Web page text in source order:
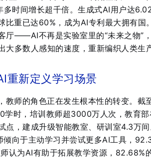
多时间增长超千倍。生成式AI用户达
比重已达60%，成为AI专利最大拥有国
厅——AI不再是实验室里的“未来之物”
大多数人感知的速度，重新编织人类生
重新定义学习场景
教师的角色正在发生根本性的转变。
学时，培训教师超3000万人次，教育
点，建成升级智能教室、研训室4.3万间
倾向于主动学习并尝试更多AI工具，
认为AI有助于拓展教学资源，82.68%